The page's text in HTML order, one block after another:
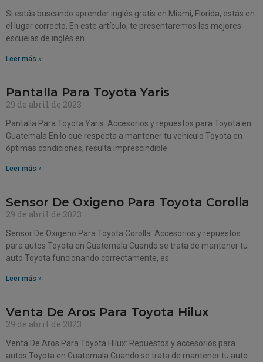
Si estás buscando aprender inglés gratis en Miami, Florida, estás en
el lugar correcto. En este artículo, te presentaremos las mejores
escuelas de inglés en
Leer más »
Pantalla Para Toyota Yaris
29 de abril de 2023
Pantalla Para Toyota Yaris: Accesorios y repuestos para Toyota en
Guatemala En lo que respecta a mantener tu vehículo Toyota en
óptimas condiciones, resulta imprescindible
Leer más »
Sensor De Oxigeno Para Toyota Corolla
29 de abril de 2023
Sensor De Oxigeno Para Toyota Corolla: Accesorios y repuestos
para autos Toyota en Guatemala Cuando se trata de mantener tu
auto Toyota funcionando correctamente, es
Leer más »
Venta De Aros Para Toyota Hilux
29 de abril de 2023
Venta De Aros Para Toyota Hilux: Repuestos y accesorios para
autos Toyota en Guatemala Cuando se trata de mantener tu auto